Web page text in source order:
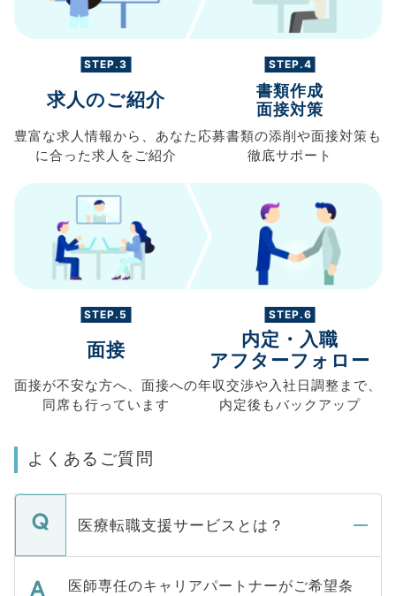
STEP.3
求人のご紹介
豊富な求人情報から、 あなた
に合った求人を ご紹介
STEP.4
書類作成
面接対策
応募書類の添削や面接対策も
徹底サポート
STEP.5
面接
面接が不安な方へ、 面接への
同席も行っています
STEP.6
内定・入職
アフターフォロー
年収交渉や入社日調整まで、
内定後もバックアップ
よくあるご質問
医療転職支援サービスとは？
医師専任のキャリアパートナーがご希望条